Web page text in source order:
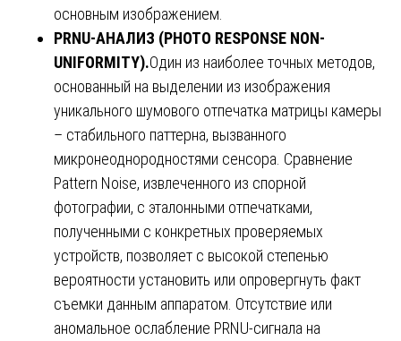
основным изображением.
PRNU-АНАЛИЗ (PHOTO RESPONSE NON-
UNIFORMITY).Один из наиболее точных методов,
основанный на выделении из изображения
уникального шумового отпечатка матрицы камеры
– стабильного паттерна, вызванного
микронеоднородностями сенсора. Сравнение
Pattern Noise, извлеченного из спорной
фотографии, с эталонными отпечатками,
полученными с конкретных проверяемых
устройств, позволяет с высокой степенью
вероятности установить или опровергнуть факт
съемки данным аппаратом. Отсутствие или
аномальное ослабление PRNU-сигнала на